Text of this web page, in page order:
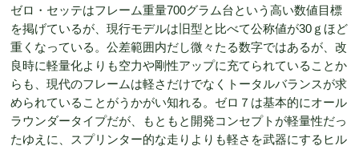
ゼロ・セッテはフレーム重量700グラム台という高い数値目標
を掲げているが、現行モデルは旧型と比べて公称値が30ｇほど
重くなっている。公差範囲内だし微々たる数字ではあるが、改
良時に軽量化よりも空力や剛性アップに充てられていることか
らも、現代のフレームは軽さだけでなくトータルバランスが求
められていることがうかがい知れる。ゼロ７は基本的にオール
ラウンダータイプだが、もともと開発コンセプトが軽量性だっ
たゆえに、スプリンター的な走りよりも軽さを武器にするヒル